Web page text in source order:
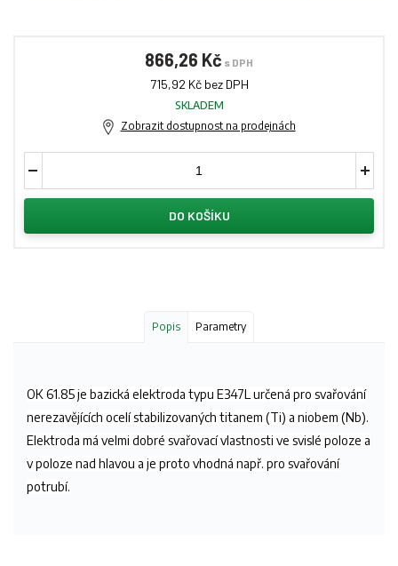
866,26 Kč s DPH
715,92 Kč bez DPH
SKLADEM
Zobrazit dostupnost na prodejnách
DO KOŠÍKU
Popis Parametry
OK 61.85 je bazická elektroda typu E347L určená pro svařování
nerezavějících ocelí stabilizovaných titanem (Ti) a niobem (Nb).
Elektroda má velmi dobré svařovací vlastnosti ve svislé poloze a
v poloze nad hlavou a je proto vhodná např. pro svařování
potrubí.